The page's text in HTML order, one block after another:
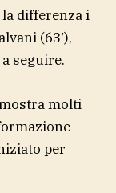
differenza i
(63′),
seguire.
molti
per